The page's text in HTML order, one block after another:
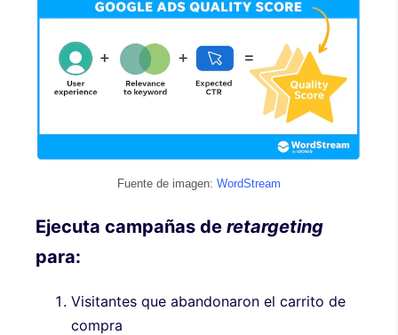
Fuente de imagen: WordStream
Ejecuta campañas de retargeting
para:
Visitantes que abandonaron el carrito de
compra